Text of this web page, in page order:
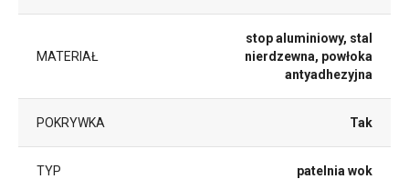
MATERIAŁ
stop aluminiowy, stal
nierdzewna, powłoka
antyadhezyjna
POKRYWKA Tak
TYP patelnia wok